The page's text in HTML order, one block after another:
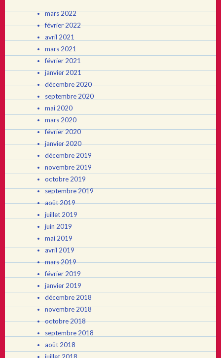
mars 2022
février 2022
avril 2021
mars 2021
février 2021
janvier 2021
décembre 2020
septembre 2020
mai 2020
mars 2020
février 2020
janvier 2020
décembre 2019
novembre 2019
octobre 2019
septembre 2019
août 2019
juillet 2019
juin 2019
mai 2019
avril 2019
mars 2019
février 2019
janvier 2019
décembre 2018
novembre 2018
octobre 2018
septembre 2018
août 2018